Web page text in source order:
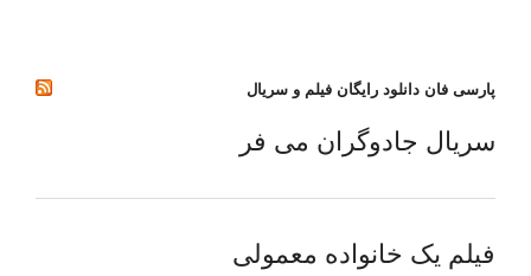
پارسی فان دانلود رایگان فیلم و سریال
سریال جادوگران می فر
فیلم یک خانواده معمولی